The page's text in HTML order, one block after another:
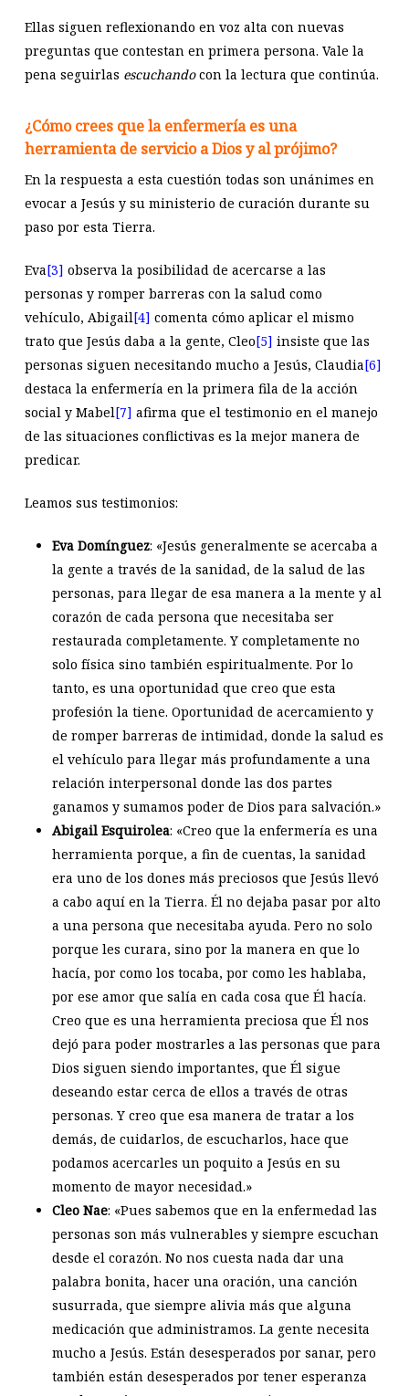
Ellas siguen reflexionando en voz alta con nuevas
preguntas que contestan en primera persona. Vale la
pena seguirlas escuchandocon la lectura que continúa.
¿Cómo crees que la enfermería es una
herramienta de servicio a Dios y al prójimo?
En la respuesta a esta cuestión todas son unánimes en
evocar a Jesús y su ministerio de curación durante su
paso por esta Tierra.
Eva[3] observa la posibilidad de acercarse a las
personas y romper barreras con la salud como
vehículo, Abigail[4] comenta cómo aplicar el mismo
trato que Jesús daba a la gente, Cleo[5] insiste que las
personas siguen necesitando mucho a Jesús, Claudia[6]
destaca la enfermería en la primera fila de la acción
social y Mabel[7] afirma que el testimonio en el manejo
de las situaciones conflictivas es la mejor manera de
predicar.
Leamos sus testimonios:
Eva Domínguez: «Jesús generalmente se acercaba a
la gente a través de la sanidad, de la salud de las
personas, para llegar de esa manera a la mente y al
corazón de cada persona que necesitaba ser
restaurada completamente. Y completamente no
solo física sino también espiritualmente. Por lo
tanto, es una oportunidad que creo que esta
profesión la tiene. Oportunidad de acercamiento y
de romper barreras de intimidad, donde la salud es
el vehículo para llegar más profundamente a una
relación interpersonal donde las dos partes
ganamos y sumamos poder de Dios para salvación.»
Abigail Esquirolea: «Creo que la enfermería es una
herramienta porque, a fin de cuentas, la sanidad
era uno de los dones más preciosos que Jesús llevó
a cabo aquí en la Tierra. Él no dejaba pasar por alto
a una persona que necesitaba ayuda. Pero no solo
porque les curara, sino por la manera en que lo
hacía, por como los tocaba, por como les hablaba,
por ese amor que salía en cada cosa que Él hacía.
Creo que es una herramienta preciosa que Él nos
dejó para poder mostrarles a las personas que para
Dios siguen siendo importantes, que Él sigue
deseando estar cerca de ellos a través de otras
personas. Y creo que esa manera de tratar a los
demás, de cuidarlos, de escucharlos, hace que
podamos acercarles un poquito a Jesús en su
momento de mayor necesidad.»
Cleo Nae: «Pues sabemos que en la enfermedad las
personas son más vulnerables y siempre escuchan
desde el corazón. No nos cuesta nada dar una
palabra bonita, hacer una oración, una canción
susurrada, que siempre alivia más que alguna
medicación que administramos. La gente necesita
mucho a Jesús. Están desesperados por sanar, pero
también están desesperados por tener esperanza